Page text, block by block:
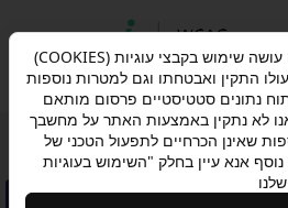
–אישור הצטרפות לתוכנית “ותיקים בעבודה”
לתוכנית לחצו
מעוף עושה שימוש באתר זה עושה שימוש בקבצי עוגיות (COOKIES)
התקין ואבטחתו וגם למטרות נוספות
נתונים סטטיסטיים פרסום מותאם
לא נתקין באמצעות האתר על מחשבך
שאינן הכרחיים לתפעול הטכני של
אנא עיין בחלק "השימוש בעוגיות
שלנו